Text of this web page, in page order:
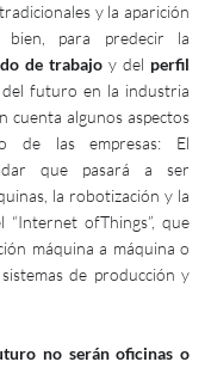
y la aparición
bien, para predecir la
de trabajo y del perfil
del futuro en la industria
cuenta algunos aspectos
de las empresas: El
que pasará a ser
la robotización y la
“Internet ofThings”, que
máquina a máquina o
de producción y
no serán oficinas o